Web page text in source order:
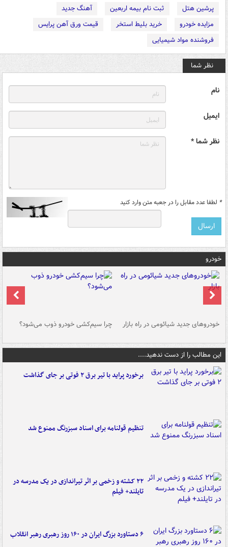
پرشین هتل
ثبت نام بیمه اربعین
آهنگ جدید
مزایده خودرو
خرید بلیط استخر
قیمت ورق آهن پرایس
فروشنده مواد شیمیایی
نظر شما
نام
ایمیل
نظر شما *
* لطفا عدد مقابل را در جعبه متن وارد کنید
خودرو
خودروهای جدید شیائومی در راه بازار چرا سیم‌کشی خودرو ذوب می‌شود؟
این مطالب را از دست ندهید....
برخورد پراید با تیر برق ۲ فوتی بر جای گذاشت
تنظیم قولنامه برای اسناد سبزرنگ ممنوع شد
۲۲ کشته و زخمی بر اثر تیراندازی در یک مدرسه در
تایلند+ فیلم
۶ دستاورد بزرگ ایران در ۱۶۰ روز رهبری رهبر انقلاب